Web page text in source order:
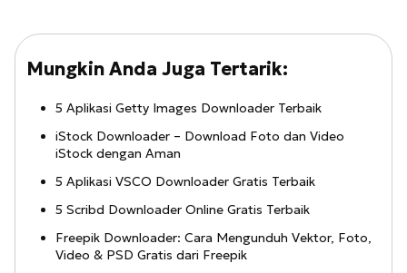
Mungkin Anda Juga Tertarik:
5 Aplikasi Getty Images Downloader Terbaik
iStock Downloader – Download Foto dan Video
iStock dengan Aman
5 Aplikasi VSCO Downloader Gratis Terbaik
5 Scribd Downloader Online Gratis Terbaik
Freepik Downloader: Cara Mengunduh Vektor, Foto,
Video & PSD Gratis dari Freepik